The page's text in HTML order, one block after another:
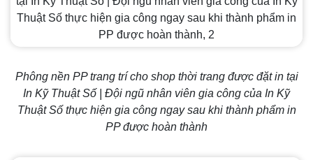
Phông nền PP trang trí cho shop thời trang được đặt in tại
In Kỹ Thuật Số | Đội ngũ nhân viên gia công của In Kỹ
Thuật Số thực hiện gia công ngay sau khi thành phẩm in
PP được hoàn thành